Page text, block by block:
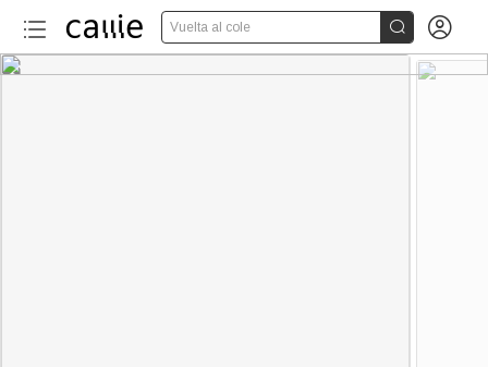
Vuelta al cole  